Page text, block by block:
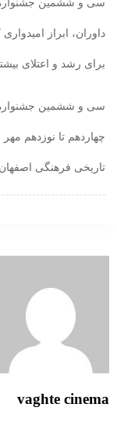
سی و ششمین جشنواره
داوران، ابراز
برای رشد و اعتلای
سی و ششمین جشنواره
تاریخی فرهنگی
vaghte cinema